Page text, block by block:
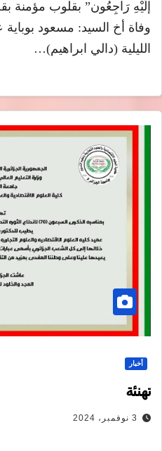
إلَيْهِ رَاجِعُون” بقلوب مؤمنة
وفاة أخ السيد: مسعود بوباية
الليلية (دالي ابراهيم)…
أخبار
تهنئة
3 نوفمبر، 2024